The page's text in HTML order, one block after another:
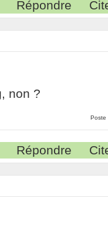
Répondre
non ?
Poste
Répondre